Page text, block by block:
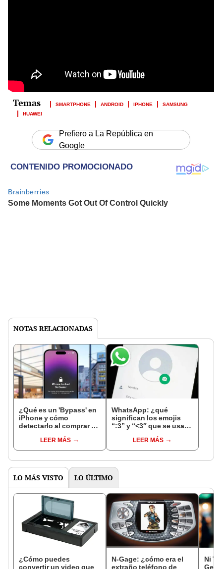
SMARTPHONE ANDROID IPHONE
SAMSUNG
HUAWEI
Prefiero a La República en
Google
NOTAS RELACIONADAS
¿Qué es un 'Bypass' en
iPhone y cómo
detectarlo al comprar un
LEER MÁS
WhatsApp: ¿qué
significan los emojis
“:3” y “<3″ que se usan
LEER MÁS
LO MÁS VISTO LO ÚLTIMO
¿Cómo puedes
convertir un video que
N-Gage: ¿cómo era el
extraño teléfono de
Ni